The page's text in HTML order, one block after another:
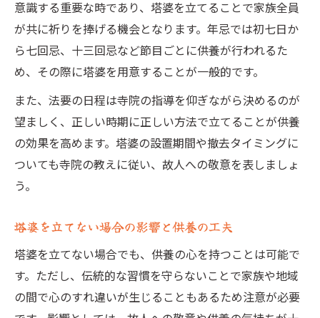
意識する重要な時であり、塔婆を立てることで家族全員
が共に祈りを捧げる機会となります。年忌では初七日か
ら七回忌、十三回忌など節目ごとに供養が行われるた
め、その際に塔婆を用意することが一般的です。
また、法要の日程は寺院の指導を仰ぎながら決めるのが
望ましく、正しい時期に正しい方法で立てることが供養
の効果を高めます。塔婆の設置期間や撤去タイミングに
ついても寺院の教えに従い、故人への敬意を表しましょ
う。
塔婆を立てない場合の影響と供養の工夫
塔婆を立てない場合でも、供養の心を持つことは可能で
す。ただし、伝統的な習慣を守らないことで家族や地域
の間で心のすれ違いが生じることもあるため注意が必要